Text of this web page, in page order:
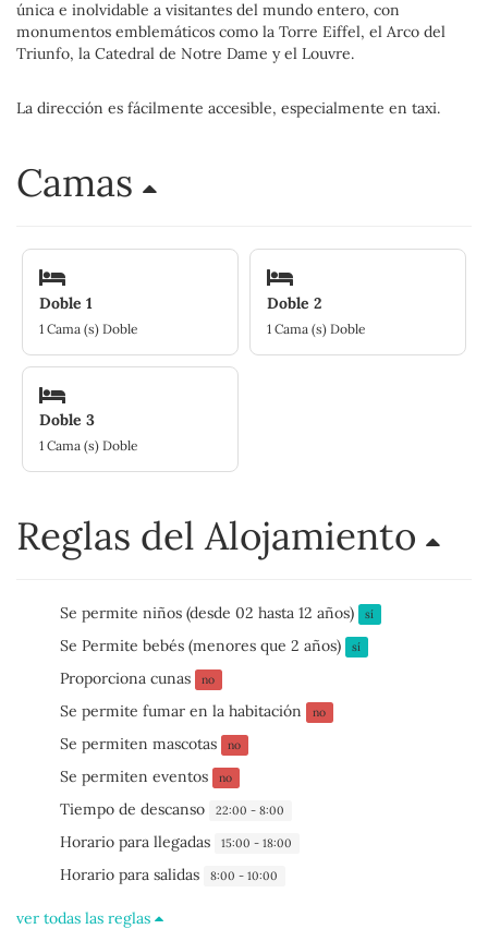
única e inolvidable a visitantes del mundo entero, con
monumentos emblemáticos como la Torre Eiffel, el Arco del
Triunfo, la Catedral de Notre Dame y el Louvre.
La dirección es fácilmente accesible, especialmente en taxi.
Camas
Doble 1
1 Cama (s) Doble
Doble 2
1 Cama (s) Doble
Doble 3
1 Cama (s) Doble
Reglas del Alojamiento
Se permite niños (desde 02 hasta 12 años) sí
Se Permite bebés (menores que 2 años) sí
Proporciona cunas no
Se permite fumar en la habitación no
Se permiten mascotas no
Se permiten eventos no
Tiempo de descanso 22:00 - 8:00
Horario para llegadas 15:00 - 18:00
Horario para salidas 8:00 - 10:00
ver todas las reglas